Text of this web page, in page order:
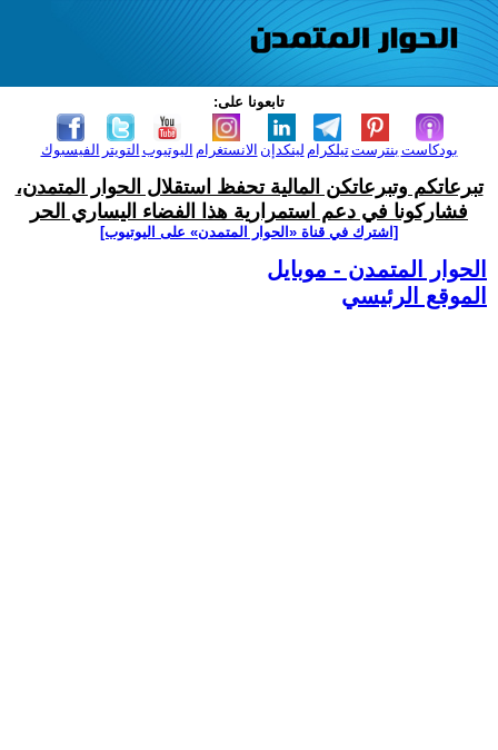
تابعونا على:
الفيسبوك التويتر اليوتيوب الانستغرام لينكدإن تيلكرامبنترست بودكاست
تبرعاتكم وتبرعاتكن المالية تحفظ استقلال الحوار المتمدن،
فشاركونا في دعم استمرارية هذا الفضاء اليساري الحر
[اشترك في قناة ‫«الحوار المتمدن» على اليوتيوب]
الحوار المتمدن - موبايل
الموقع الرئيسي